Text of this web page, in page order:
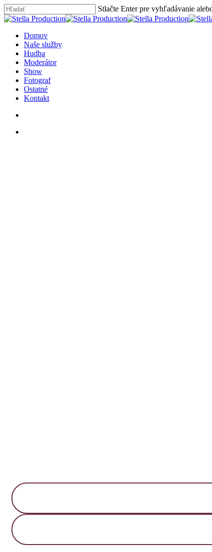
Skip
to
content
Stlačte Enter pre vyhľadávanie
Close
hľadať
Menu
Domov
Naše služby
Hudba
Moderátor
Show
Fotograf
Ostatné
Kontakt